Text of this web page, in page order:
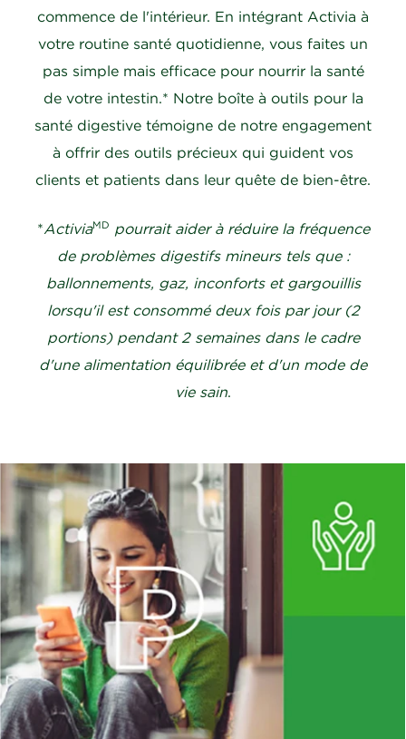
commence de l'intérieur. En intégrant Activia à
votre routine santé quotidienne, vous faites un
pas simple mais efficace pour nourrir la santé
de votre intestin.* Notre boîte à outils pour la
santé digestive témoigne de notre engagement
à offrir des outils précieux qui guident vos
clients et patients dans leur quête de bien-être.
*ActiviaMD pourrait aider à réduire la fréquence
de problèmes digestifs mineurs tels que :
ballonnements, gaz, inconforts et gargouillis
lorsqu'il est consommé deux fois par jour (2
portions) pendant 2 semaines dans le cadre
d'une alimentation équilibrée et d'un mode de
vie sain.